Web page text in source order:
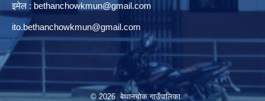
इमेल : bethanchowkmun@gmail.com
ito.bethanchowkmun@gmail.com
© 2026 बेथानचोक गाउँपालिका